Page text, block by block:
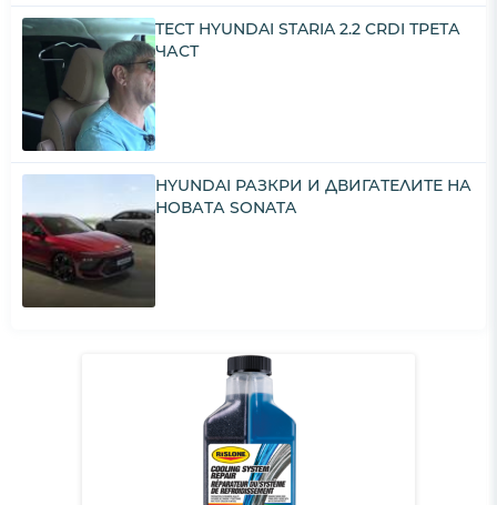
TECT HYUNDAI STARIA 2.2 CRDI ТРЕТА
ЧАСТ
HYUNDAI РАЗКРИ И ДВИГАТЕЛИТЕ НА
НОВАТА SONATA